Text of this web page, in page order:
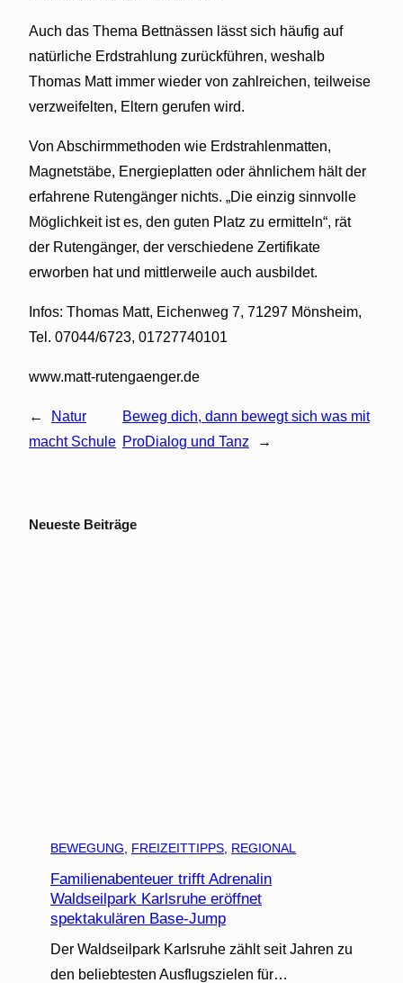
Auch das Thema Bettnässen lässt sich häufig auf
natürliche Erdstrahlung zurückführen, weshalb
Thomas Matt immer wieder von zahlreichen, teilweise
verzweifelten, Eltern gerufen wird.
Von Abschirmmethoden wie Erdstrahlenmatten,
Magnetstäbe, Energieplatten oder ähnlichem hält der
erfahrene Rutengänger nichts. „Die einzig sinnvolle
Möglichkeit ist es, den guten Platz zu ermitteln“, rät
der Rutengänger, der verschiedene Zertifikate
erworben hat und mittlerweile auch ausbildet.
Infos: Thomas Matt, Eichenweg 7, 71297 Mönsheim,
Tel. 07044/6723, 01727740101
www.matt-rutengaenger.de
←
Natur
macht Schule
Beweg dich, dann bewegt sich was mit
ProDialog und Tanz
→
Neueste Beiträge
BEWEGUNG FREIZEITTIPPS REGIONAL
Familienabenteuer trifft Adrenalin
Waldseilpark Karlsruhe eröffnet
spektakulären Base-Jump
Der Waldseilpark Karlsruhe zählt seit Jahren zu
den beliebtesten Ausflugszielen für…